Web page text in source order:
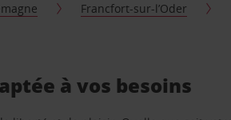
Francfort-sur-l’Oder
à vos besoins